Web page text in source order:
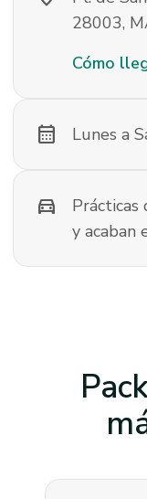
28003,
Cómo
calendar_month Lunes a
directions_car
y acaban